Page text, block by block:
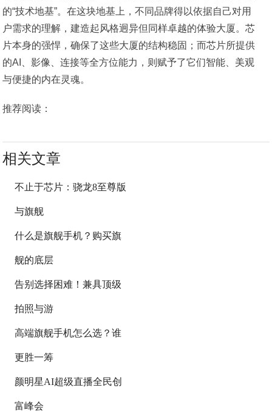
的“技术地基”。在这块地基上，不同品牌得以依据自己对用
户需求的理解，建造起风格迥异但同样卓越的体验大厦。芯
片本身的强悍，确保了这些大厦的结构稳固；而芯片所提供
的AI、影像、连接等全方位能力，则赋予了它们智能、美观
与便捷的内在灵魂。
推荐阅读：
相关文章
不止于芯片：骁龙8至尊版
与旗舰
什么是旗舰手机？购买旗
舰的底层
告别选择困难！兼具顶级
拍照与游
高端旗舰手机怎么选？谁
更胜一筹
颜明星AI超级直播全民创
富峰会